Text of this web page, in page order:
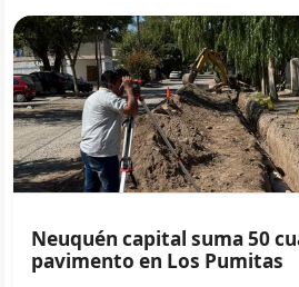
Neuquén capital suma 50
pavimento en Los Pumitas